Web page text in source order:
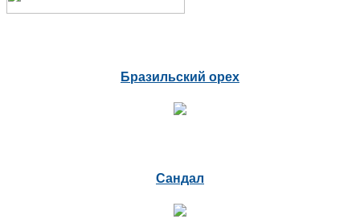
Бразильский орех
Сандал